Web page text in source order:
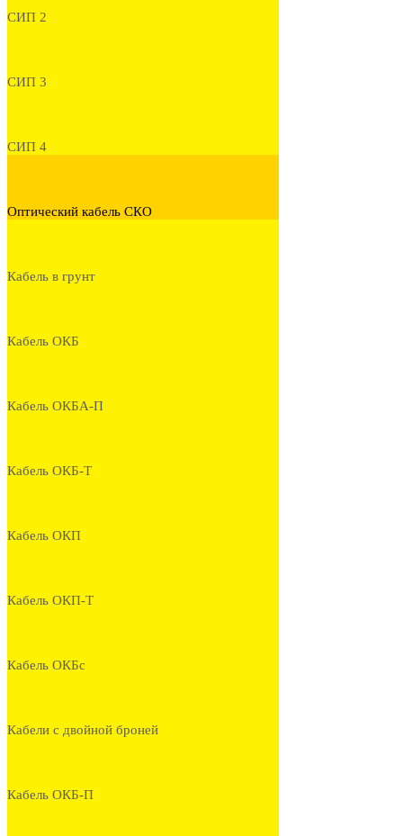
СИП 2
СИП 3
СИП 4
Оптический кабель СКО
Кабель в грунт
Кабель ОКБ
Кабель ОКБА-П
Кабель ОКБ-Т
Кабель ОКП
Кабель ОКП-Т
Кабель ОКБс
Кабели с двойной броней
Кабель ОКБ-П